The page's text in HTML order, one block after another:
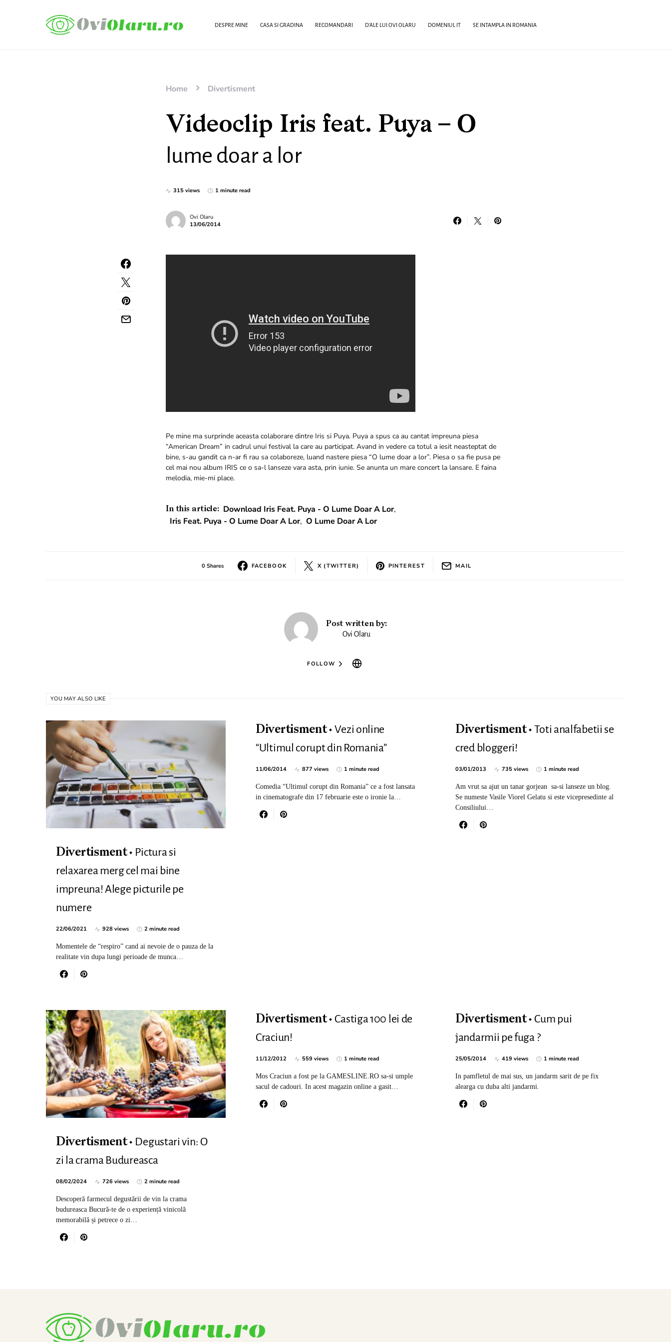
DESPRE MINE CASA SI GRADINA RECOMANDARI D’ALE LUI OVI OLARU DOMENIUL IT SE INTAMPLA IN ROMANIA
Home Divertisment
Videoclip Iris feat. Puya – O
lume doar a lor
315 views 1 minute read
Ovi Olaru
13/06/2014
Pe mine ma surprinde aceasta colaborare dintre Iris si Puya. Puya a spus ca au cantat impreuna piesa
“American Dream” in cadrul unui festival la care au participat. Avand in vedere ca totul a iesit neasteptat de
bine, s-au gandit ca n-ar fi rau sa colaboreze, luand nastere piesa “O lume doar a lor”. Piesa o sa fie pusa pe
cel mai nou album IRIS ce o sa-l lanseze vara asta, prin iunie. Se anunta un mare concert la lansare. E faina
melodia, mie-mi place.
In this article: Download Iris Feat. Puya - O Lume Doar A Lor,
Iris Feat. Puya - O Lume Doar A Lor, O Lume Doar A Lor
0 Shares FACEBOOK X (TWITTER) PINTEREST MAIL
Post written by:
Ovi Olaru
FOLLOW
YOU MAY ALSO LIKE
Divertisment
Pictura si
relaxarea merg cel mai bine
impreuna! Alege picturile pe
numere
22/06/2021 928 views 2 minute read
Momentele de “respiro” cand ai nevoie de o pauza de la
realitate vin dupa lungi perioade de munca…
Divertisment
Vezi online
“Ultimul corupt din Romania”
11/06/2014 877 views 1 minute read
Comedia “Ultimul corupt din Romania” ce a fost lansata
in cinematografe din 17 februarie este o ironie la…
Divertisment
Toti analfabetii se
cred bloggeri!
03/01/2013 735 views 1 minute read
Am vrut sa ajut un tanar gorjean sa-si lanseze un blog.
Se numeste Vasile Viorel Gelatu si este vicepresedinte al
Consiliului…
Divertisment
Degustari vin: O
zi la crama Budureasca
08/02/2024 726 views 2 minute read
Descoperă farmecul degustării de vin la crama
budureasca Bucură-te de o experiență vinicolă
memorabilă și petrece o zi…
Divertisment
Castiga 100 lei de
Craciun!
11/12/2012 559 views 1 minute read
Mos Craciun a fost pe la GAMESLINE.RO sa-si umple
sacul de cadouri. In acest magazin online a gasit…
Divertisment
Cum pui
jandarmii pe fuga ?
25/05/2014 419 views 1 minute read
In pamfletul de mai sus, un jandarm sarit de pe fix
alearga cu duba alti jandarmi.